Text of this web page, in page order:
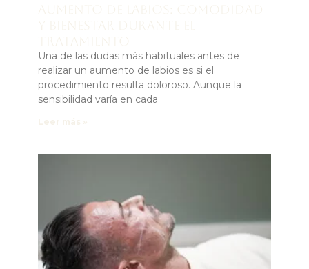
Una de las dudas más habituales antes de
realizar un aumento de labios es si el
procedimiento resulta doloroso. Aunque la
sensibilidad varía en cada